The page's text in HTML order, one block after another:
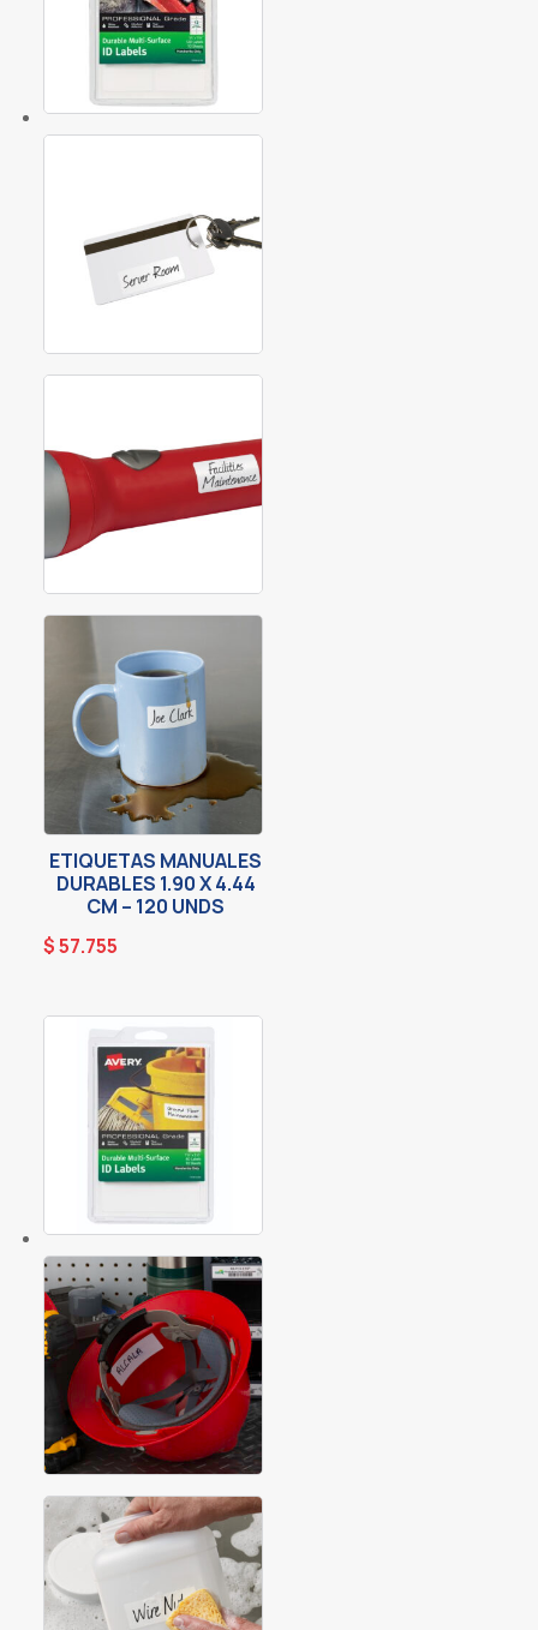
ETIQUETAS MANUALES
DURABLES 1.90 X 4.44
CM – 120 UNDS
$57.755